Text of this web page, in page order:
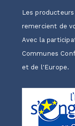
Les
remercient de
Avec la
Communes
et de l'Europe.